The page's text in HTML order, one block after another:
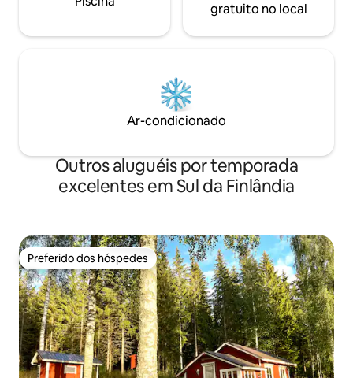
gratuito no local
Ar-condicionado
Outros aluguéis por temporada
excelentes em Sul da Finlândia
Preferido dos hóspedes
Preferido dos hóspedes